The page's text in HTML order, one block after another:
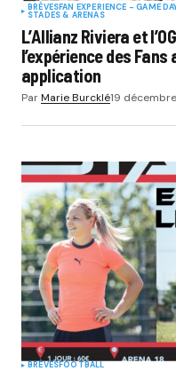
BRÈVESFAN EXPERIENCE - GAME
STADES & ARENAS
L’Allianz Riviera et
l’expérience des
application
ParMarie Burcklé19
BRÈVESFOOTBALL